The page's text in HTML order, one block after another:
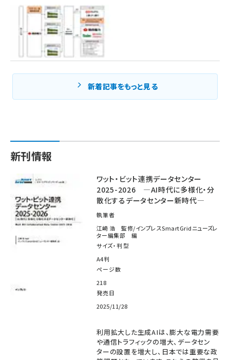
新着記事をもっと見る
新刊情報
ワット・ビット連携データセンター
2025-2026 ―AI時代に多様化・分
散化するデータセンター新時代―
執筆者
江崎 浩 監修/インプレスSmartGridニューズレ
ター編集部 編
サイズ・判型
A4判
ページ数
218
発売日
2025/11/28
利用拡大した生成AIは、膨大な電力需要
や通信トラフィックの増大、データセン
ターの設置を増大し、日本では重要な政